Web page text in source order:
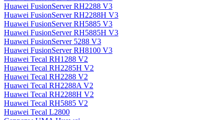
Huawei FusionServer RH2288 V3
Huawei FusionServer RH2288H V3
Huawei FusionServer RH5885 V3
Huawei FusionServer RH5885H V3
Huawei FusionServer 5288 V3
Huawei FusionServer RH8100 V3
Huawei Tecal RH1288 V2
Huawei Tecal RH2285H V2
Huawei Tecal RH2288 V2
Huawei Tecal RH2288A V2
Huawei Tecal RH2288H V2
Huawei Tecal RH5885 V2
Huawei Tecal L2800